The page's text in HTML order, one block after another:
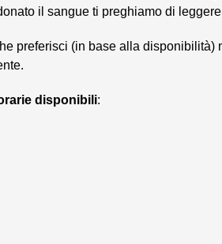
il sangue ti preghiamo di
preferisci (in base alla
disponibili: